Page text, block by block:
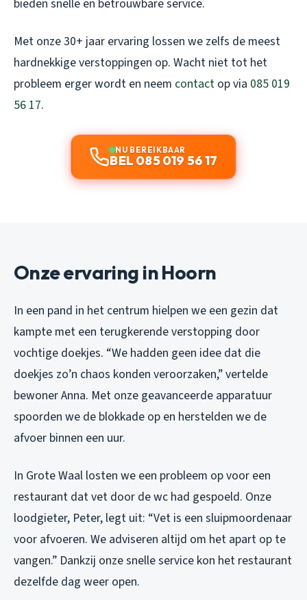
bieden snelle en betrouwbare service.
Met onze 30+ jaar ervaring lossen we zelfs de meest
hardnekkige verstoppingen op. Wacht niet tot het
probleem erger wordt en neem contact op via 085 019
56 17.
NU BEREIKBAAR
BEL 085 019 56 17
Onze ervaring in Hoorn
In een pand in het centrum hielpen we een gezin dat
kampte met een terugkerende verstopping door
vochtige doekjes. “We hadden geen idee dat die
doekjes zo’n chaos konden veroorzaken,” vertelde
bewoner Anna. Met onze geavanceerde apparatuur
spoorden we de blokkade op en herstelden we de
afvoer binnen een uur.
In Grote Waal losten we een probleem op voor een
restaurant dat vet door de wc had gespoeld. Onze
loodgieter, Peter, legt uit: “Vet is een sluipmoordenaar
voor afvoeren. We adviseren altijd om het apart op te
vangen.” Dankzij onze snelle service kon het restaurant
dezelfde dag weer open.